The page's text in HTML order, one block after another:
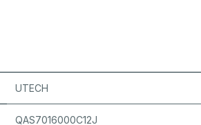
UTECH
QAS7016000C12J